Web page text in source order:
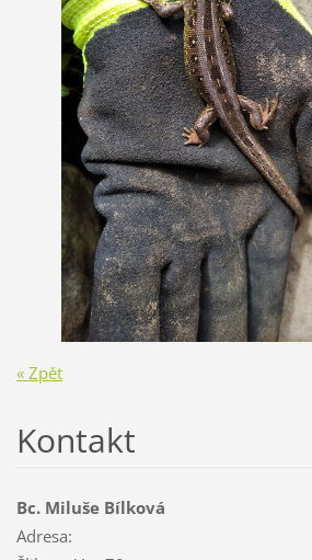
« Zpět
Kontakt
Bc. Miluše Bílková
Adresa: